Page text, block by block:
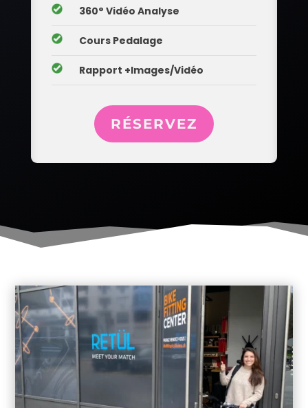
__ 360° Vidéo Analyse
__ Cours Pedalage
__ Rapport +Images/Vidéo
RÉSERVEZ